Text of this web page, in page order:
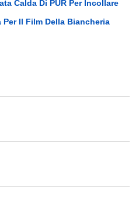
Calda Di PUR Per Incollare
Il Film Della Biancheria